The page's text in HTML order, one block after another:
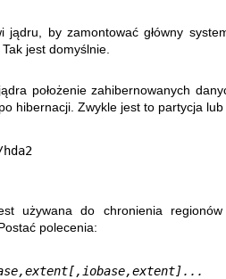
jądru, by zamontować główny
jest domyślnie.
położenie zahibernowanych
hibernacji. Zwykle jest to partycja lub
używana do chronienia
polecenia: